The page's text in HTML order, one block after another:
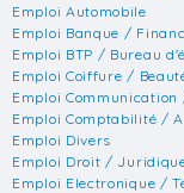
Emploi Automobile
Emploi Banque /
Emploi BTP / Bureau
Emploi Coiffure /
Emploi
Emploi Comptabilité /
Emploi Divers
Emploi Droit /
Emploi Electronique /